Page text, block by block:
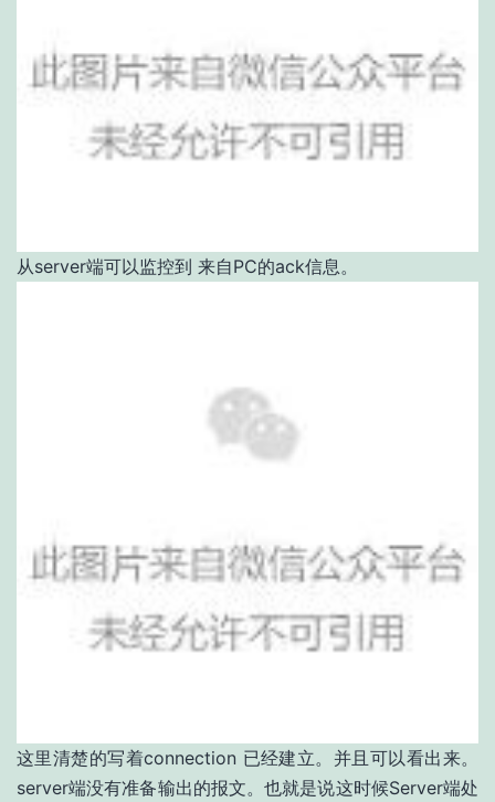
从server端可以监控到 来自PC的ack信息。
这里清楚的写着connection 已经建立。并且可以看出来。
server端没有准备输出的报文。也就是说这时候Server端处